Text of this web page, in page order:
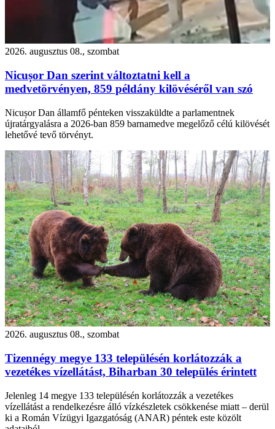
2026. augusztus 08., szombat
Nicușor Dan szerint változtatni kell a
medvetörvényen, 859 példány kilövéséről van szó
Nicușor Dan államfő pénteken visszaküldte a parlamentnek
újratárgyalásra a 2026-ban 859 barnamedve megelőző célú kilövését
lehetővé tevő törvényt.
2026. augusztus 08., szombat
Tizennégy megye 133 településén korlátozzák a
vezetékes vízellátást, Biharban 30 település érintett
Jelenleg 14 megye 133 településén korlátozzák a vezetékes
vízellátást a rendelkezésre álló vízkészletek csökkenése miatt – derül
ki a Román Vízügyi Igazgatóság (ANAR) péntek este közölt